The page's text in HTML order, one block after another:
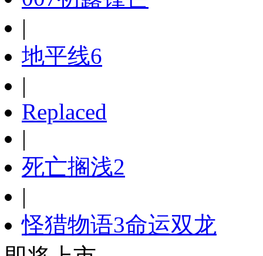
|
地平线6
|
Replaced
|
死亡搁浅2
|
怪猎物语3命运双龙